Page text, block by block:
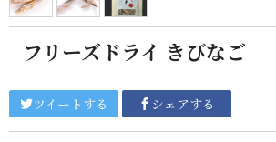
フリーズドライ きびなご
ツイートする シェアする